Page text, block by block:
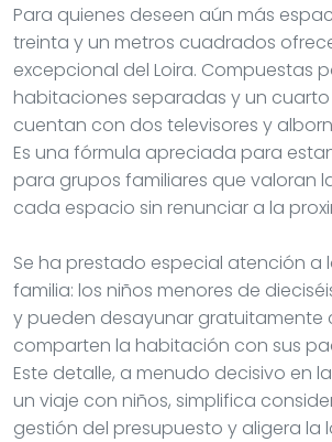
Para quienes deseen aún más
treinta y un metros cuadrados
excepcional del Loira. Compuestas
habitaciones separadas y un
cuentan con dos televisores y
Es una fórmula apreciada para
para grupos familiares que valoran
cada espacio sin renunciar a la
Se ha prestado especial atención a
familia: los niños menores de
y pueden desayunar gratuitamente
comparten la habitación con sus
Este detalle, a menudo decisivo en
un viaje con niños, simplifica
gestión del presupuesto y aligera la